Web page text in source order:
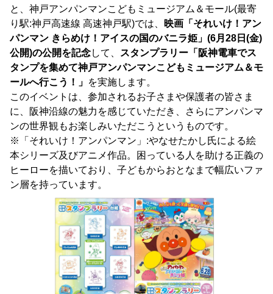
と、神戸アンパンマンこどもミュージアム＆モール(最寄
り駅:神戸高速線 高速神戸駅)では、
映画「それいけ！アン
パンマン きらめけ！アイスの国のバニラ姫」(6月28日(金)
公開)の公開を記念して、
スタンプラリー「阪神電車でス
タンプを集めて神戸アンパンマンこどもミュージアム＆モ
ールへ行こう！」 を実施します。
このイベントは、参加されるお子さまや保護者の皆さま
に、阪神沿線の魅力を感じていただき、さらにアンパンマ
ンの世界観もお楽しみいただこうというものです。
※「それいけ！アンパンマン」:やなせたかし氏による絵
本シリーズ及びアニメ作品。困っている人を助ける正義の
ヒーローを描いており、子どもからおとなまで幅広いファ
ン層を持っています。